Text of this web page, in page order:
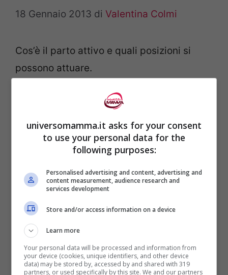
18 Gennaio 2013 di Valentina Colmi
Cos’è il parto attivo e quali posizioni si
possono attuare.
L’ittero neonatale: mamme,
non spaventatevi!
18 Gennaio 2013 diValentina Colmi
Che cos’è l’ittero neonatale. Ittero
Fisiologico e ittero patologico. Come si
cura.
universomamma.it asks for your consent
to use your personal data for the
following purposes:
Personalised advertising and content, advertising and
content measurement, audience research and
services development
Store and/or access information on a device
Learn more
Your personal data will be processed and information from
your device (cookies, unique identifiers, and other device
data) may be stored by, accessed by and shared with 319
partners, or used specifically by this site. We and our partners